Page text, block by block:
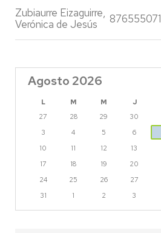
Zubiaurre Eizaguirre,
Verónica de Jesús
876555071
Agosto 2026
L M M J
27
28 29 30
3
4 5 6
10
11 12 13
17
18 19 20
24
25 26 27
31
1 2 3